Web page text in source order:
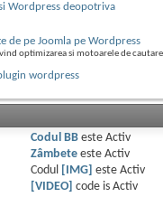
Wordpress deopotriva
de pe Joomla pe Wordpress
optimizarea si motoarele de cautare
wordpress
Codul BBeste Activ
Zâmbeteeste Activ
Codul
[IMG] este Activ
[VIDEO]
code is Activ